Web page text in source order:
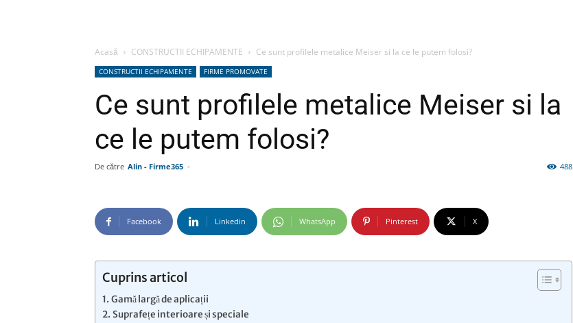
Acasă CONSTRUCTII ECHIPAMENTE Ce sunt profilele metalice Meiser si la ce le putem folosi?
CONSTRUCTII ECHIPAMENTE FIRME PROMOVATE
Ce sunt profilele metalice Meiser si la
ce le putem folosi?
De către Alin - Firme365 - 488
Facebook Linkedin WhatsApp Pinterest X
Cuprins articol
Gamă largă de aplicații
Suprafețe interioare și speciale